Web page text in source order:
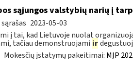
sąjungos valstybių narių į
2023-05-03
į tai, kad Lietuvoje nuolat
tačiau demonstruojami ir
Mokesčių įstatymų pakeitimai: MĮP